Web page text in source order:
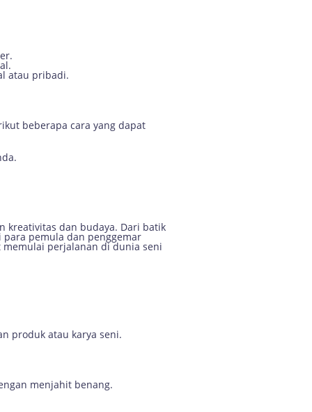
atau pribadi.
beberapa cara yang dapat
kreativitas dan budaya. Dari batik
para pemula dan penggemar
memulai perjalanan di dunia seni
produk atau karya seni.
menjahit benang.